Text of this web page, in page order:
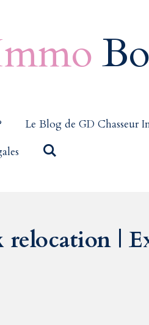
Le Blog de GD Chasseur
|